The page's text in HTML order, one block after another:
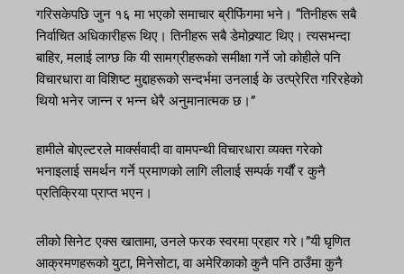
गरिसकेपछि जुन १६ मा भएको समाचार ब्रीफिंगमा भने। “तिनीहरू सबै
निर्वाचित अधिकारीहरू थिए। तिनीहरू सबै डेमोक्र्याट थिए। त्यसभन्दा
बाहिर, मलाई लाग्छ कि यी सामग्रीहरूको समीक्षा गर्ने जो कोहीले पनि
विचारधारा वा विशिष्ट मुद्दाहरूको सन्दर्भमा उनलाई के उत्प्रेरित गरिरहेको
थियो भनेर जान्न र भन्न धेरै अनुमानात्मक छ।”
हामीले बोएल्टरले मार्क्सवादी वा वामपन्थी विचारधारा व्यक्त गरेको
भनाइलाई समर्थन गर्ने प्रमाणको लागि लीलाई सम्पर्क गर्यौं र कुनै
प्रतिक्रिया प्राप्त भएन।
लीको सिनेट एक्स खातामा, उनले फरक स्वरमा प्रहार गरे।”यी घृणित
आक्रमणहरूको युटा, मिनेसोटा, वा अमेरिकाको कुनै पनि ठाउँमा कुनै